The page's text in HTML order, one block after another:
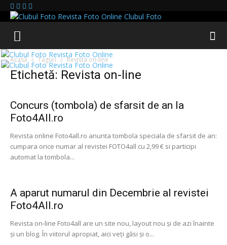
Clubul Foto
Acasă Taguri Revista on-line
Etichetă: Revista on-line
Concurs (tombola) de sfarsit de an la
Foto4All.ro
Revista online Foto4all.ro anunta tombola speciala de sfarsit de an:
cumpara orice numar al revistei FOTO4all cu 2,99 € si participi
automat la tombola...
A aparut numarul din Decembrie al revistei
Foto4All.ro
Revista on-line Foto4all are un site nou, layout nou și de azi înainte
și un blog. În viitorul apropiat, aici veți găsi și o...